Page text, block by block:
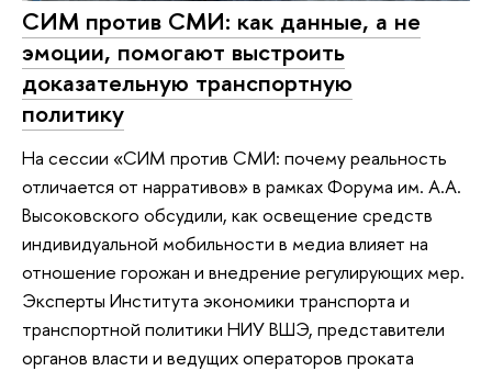
СИМ против СМИ: как данные, а не
эмоции, помогают выстроить
доказательную транспортную
политику
На сессии «СИМ против СМИ: почему реальность
отличается от нарративов» в рамках Форума им. А.А.
Высоковского обсудили, как освещение средств
индивидуальной мобильности в медиа влияет на
отношение горожан и внедрение регулирующих мер.
Эксперты Института экономики транспорта и
транспортной политики НИУ ВШЭ, представители
органов власти и ведущих операторов проката